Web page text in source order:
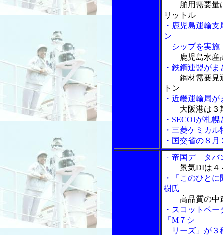
舶用需要量
リットル
・鹿児島運輸
ン
シップを実施
鹿児島水産
・鉄鋼連盟が
鋼材需要見
トン
・近畿運輸局
大阪港は３
・SECOJが札
・三菱ケミカ
・国交省の８
・帝国データ
景気DIは４
・「このひと
樹氏
高品質の中
・スコットベ
「M７シ
リーズ」が３